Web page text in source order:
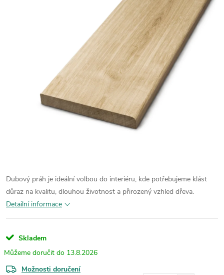
Dubový práh je ideální volbou do interiéru, kde potřebujeme klást
důraz na kvalitu, dlouhou životnost a přirozený vzhled dřeva.
Detailní informace
Skladem
13.8.2026
Možnosti doručení